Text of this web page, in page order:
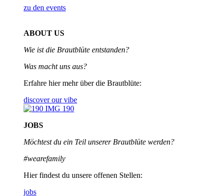
zu den events
ABOUT US
Wie ist die Brautblüte entstanden?
Was macht uns aus?
Erfahre hier mehr über die Brautblüte:
discover our vibe
JOBS
Möchtest du ein Teil unsererBrautblüte werden?
#wearefamily
Hier findest du unsere offenen Stellen:
jobs